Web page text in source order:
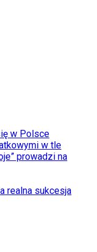
w Polsce
w tle
prowadzi na
realna sukcesja